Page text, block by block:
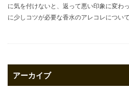
に気を付けないと、返って悪い印象に変わ
に少しコツが必要な香水のアレコレについ
アーカイブ